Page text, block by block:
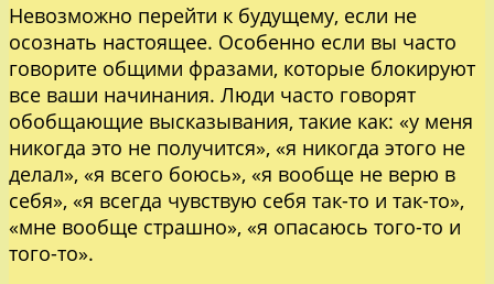
Невозможно перейти к будущему, если не
осознать настоящее. Особенно если вы часто
говорите общими фразами, которые блокируют
все ваши начинания. Люди часто говорят
обобщающие высказывания, такие как: «у меня
никогда это не получится», «я никогда этого не
делал», «я всего боюсь», «я вообще не верю в
себя», «я всегда чувствую себя так-то и так-то»,
«мне вообще страшно», «я опасаюсь того-то и
того-то».